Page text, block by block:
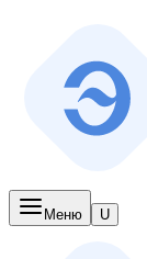
Меню U